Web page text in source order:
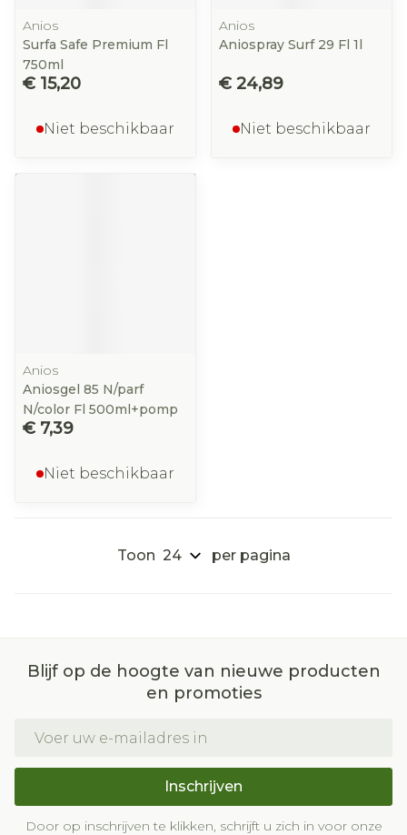
Anios
Surfa Safe Premium Fl
750ml
€ 15,20
Niet beschikbaar
Anios
Aniospray Surf 29 Fl 1l
€ 24,89
Niet beschikbaar
Anios
Aniosgel 85 N/parf
N/color Fl 500ml+pomp
€ 7,39
Niet beschikbaar
Toon per pagina
Blijf op de hoogte van nieuwe producten
en promoties
Inschrijven
Door op inschrijven te klikken, schrijft u zich in voor onze